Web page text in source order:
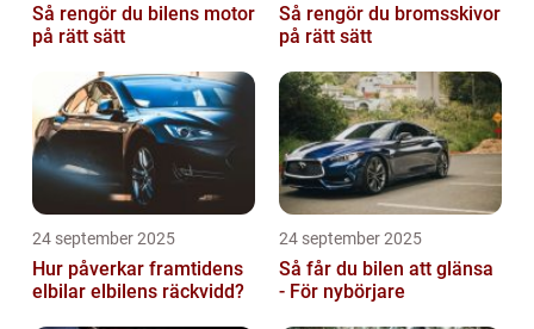
Så rengör du bilens motor
på rätt sätt
Så rengör du bromsskivor
på rätt sätt
24 september 2025
Hur påverkar framtidens
elbilar elbilens räckvidd?
24 september 2025
Så får du bilen att glänsa
- För nybörjare